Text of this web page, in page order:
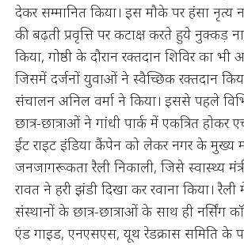
देकर सम्मानित किया। इस मौके पर हंसा नृत्य
की बढ़ती प्रवृत्ति पर कटाक्ष करते हुये नुक्कड़
किया, गोष्ठी के दौरान रक्तदान शिविर का
जिसमें दर्जनों युवाओं ने स्वैच्छिक रक्तदान
संचालन अनिल वर्मा ने किया। इससे पहले
छात्र-छात्राओं ने गांधी पार्क में एकत्रित
ईट राइट इंडिया कैंपेन को लेकर नगर के मुख्य
जनजागरूकता रैली निकाली, जिसे स्वास्थ्य
रावत ने हरी झंडी दिखा कर रवाना किया। रैली
संस्थानों के छात्र-छात्राओं के साथ ही नर्सिंग
एंड गाइड, एनएसएस, यूथ रेडक्रास समिति के